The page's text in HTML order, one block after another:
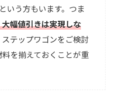
いう方もいます。つま
幅値引きは実現しな
テップワゴンをご検討
を揃えておくことが重